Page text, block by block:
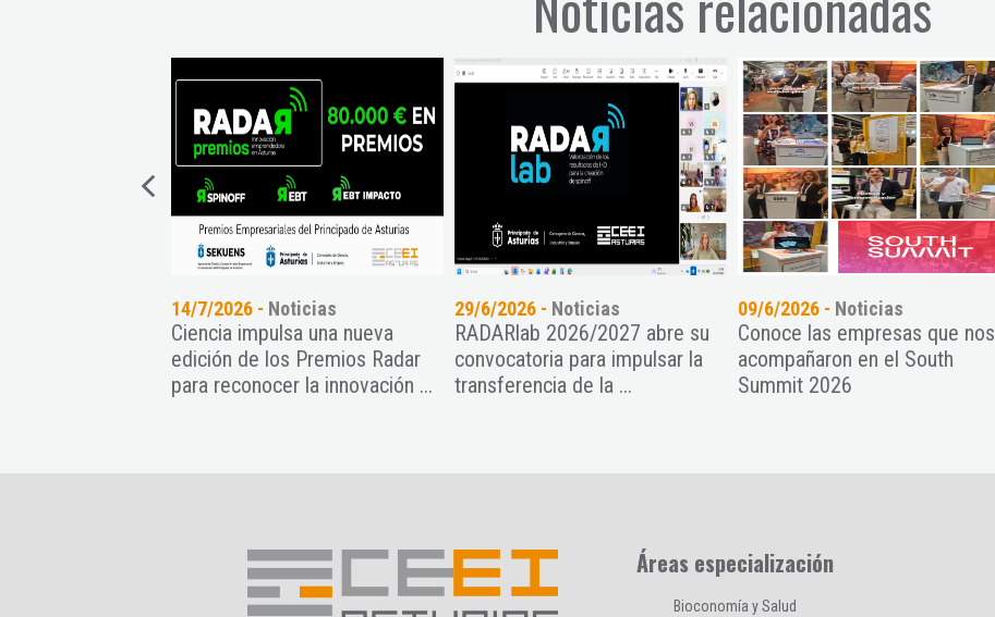
14/7/2026 - Noticias
Ciencia impulsa una nueva
edición de los Premios Radar
para reconocer la innovación ...
29/6/2026 - Noticias
RADARlab 2026/2027 abre su
convocatoria para impulsar la
transferencia de la ...
09/6/2026 - Noticias
Conoce las empresas que nos
acompañaron en el South
Summit 2026
Áreas especialización
Bioconomía y Salud